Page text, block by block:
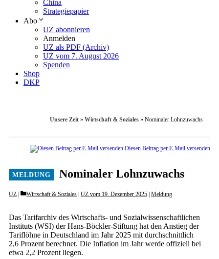
China
Strategiepapier
Abo
UZ abonnieren
Anmelden
UZ als PDF (Archiv)
UZ vom 7. August 2026
Spenden
Shop
DKP
Unsere Zeit » Wirtschaft & Soziales » Nominaler ­Lohnzuwachs
Diesen Beitrag per E-Mail versenden
Nominaler ­Lohnzuwachs
UZ Categories
Wirtschaft & Soziales UZ vom 19. Dezember 2025 Meldung
Das Tarifarchiv des Wirtschafts- und Sozialwissenschaftlichen
Instituts (WSI) der Hans-Böckler-Stiftung hat den Anstieg der
Tariflöhne in Deutschland im Jahr 2025 mit durchschnittlich
2,6 Prozent berechnet. Die Inflation im Jahr werde offiziell bei
etwa 2,2 Prozent liegen.